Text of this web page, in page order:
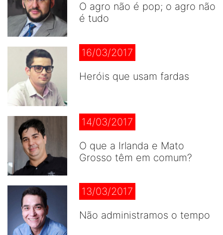
O agro não é pop; o agro não
é tudo
16/03/2017
Heróis que usam fardas
14/03/2017
O que a Irlanda e Mato
Grosso têm em comum?
13/03/2017
Não administramos o tempo